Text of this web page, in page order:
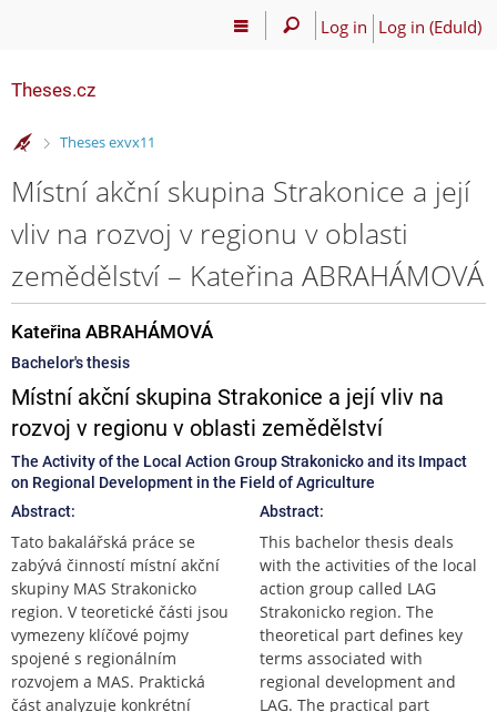
Log in Log in (EduId)
Theses.cz
>
Theses exvx11
Místní akční skupina Strakonice a její
vliv na rozvoj v regionu v oblasti
zemědělství – Kateřina ABRAHÁMOVÁ
Kateřina ABRAHÁMOVÁ
Bachelor's thesis
Místní akční skupina Strakonice a její vliv na
rozvoj v regionu v oblasti zemědělství
The Activity of the Local Action Group Strakonicko and its Impact
on Regional Development in the Field of Agriculture
Abstract:
Tato bakalářská práce se
zabývá činností místní akční
skupiny MAS Strakonicko
region. V teoretické části jsou
vymezeny klíčové pojmy
spojené s regionálním
rozvojem a MAS. Praktická
část analyzuje konkrétní
Abstract:
This bachelor thesis deals
with the activities of the local
action group called LAG
Strakonicko region. The
theoretical part defines key
terms associated with
regional development and
LAG. The practical part